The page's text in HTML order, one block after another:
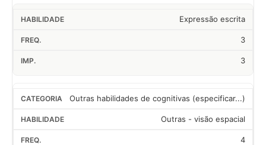
Expressão escrita
3
3
Outras habilidades de cognitivas (especificar...)
Outras - visão espacial
4